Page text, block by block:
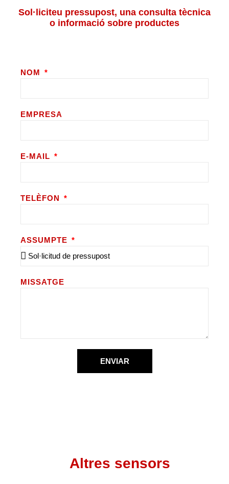
Sol·liciteu pressupost, una consulta tècnica
o informació sobre productes
NOM
EMPRESA
E-MAIL
TELÈFON
ASSUMPTE
MISSATGE
ENVIAR
Altres sensors